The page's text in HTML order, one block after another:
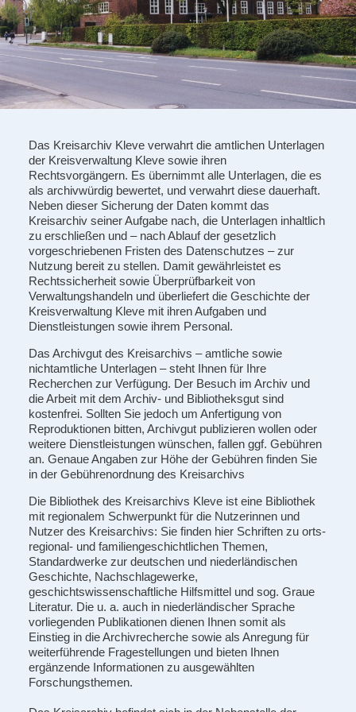
Das Kreisarchiv Kleve verwahrt die amtlichen Unterlagen
der Kreisverwaltung Kleve sowie ihren
Rechtsvorgängern. Es übernimmt alle Unterlagen, die es
als archivwürdig bewertet, und verwahrt diese dauerhaft.
Neben dieser Sicherung der Daten kommt das
Kreisarchiv seiner Aufgabe nach, die Unterlagen inhaltlich
zu erschließen und – nach Ablauf der gesetzlich
vorgeschriebenen Fristen des Datenschutzes – zur
Nutzung bereit zu stellen. Damit gewährleistet es
Rechtssicherheit sowie Überprüfbarkeit von
Verwaltungshandeln und überliefert die Geschichte der
Kreisverwaltung Kleve mit ihren Aufgaben und
Dienstleistungen sowie ihrem Personal.
Das Archivgut des Kreisarchivs – amtliche sowie
nichtamtliche Unterlagen – steht Ihnen für Ihre
Recherchen zur Verfügung. Der Besuch im Archiv und
die Arbeit mit dem Archiv- und Bibliotheksgut sind
kostenfrei. Sollten Sie jedoch um Anfertigung von
Reproduktionen bitten, Archivgut publizieren wollen oder
weitere Dienstleistungen wünschen, fallen ggf. Gebühren
an. Genaue Angaben zur Höhe der Gebühren finden Sie
in der Gebührenordnung des Kreisarchivs
Die Bibliothek des Kreisarchivs Kleve ist eine Bibliothek
mit regionalem Schwerpunkt für die Nutzerinnen und
Nutzer des Kreisarchivs: Sie finden hier Schriften zu orts-
regional- und familiengeschichtlichen Themen,
Standardwerke zur deutschen und niederländischen
Geschichte, Nachschlagewerke,
geschichtswissenschaftliche Hilfsmittel und sog. Graue
Literatur. Die u. a. auch in niederländischer Sprache
vorliegenden Publikationen dienen Ihnen somit als
Einstieg in die Archivrecherche sowie als Anregung für
weiterführende Fragestellungen und bieten Ihnen
ergänzende Informationen zu ausgewählten
Forschungsthemen.